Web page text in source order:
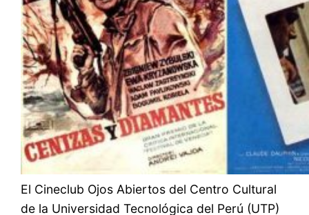
El Cineclub Ojos Abiertos del Centro Cultural
de la Universidad Tecnológica del Perú (UTP)